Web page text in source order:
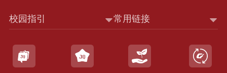
校园指引 常用链接